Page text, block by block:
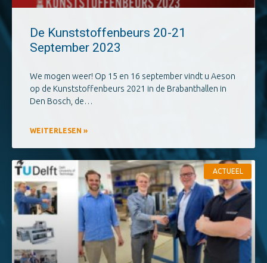
De Kunststoffenbeurs 20-21
September 2023
We mogen weer! Op 15 en 16 september vindt u Aeson
op de Kunststoffenbeurs 2021 in de Brabanthallen in
Den Bosch, de…
WEITERLESEN »
ACTUEEL